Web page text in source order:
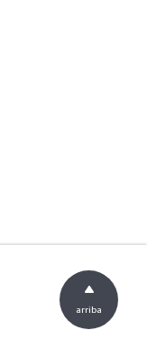
arriba